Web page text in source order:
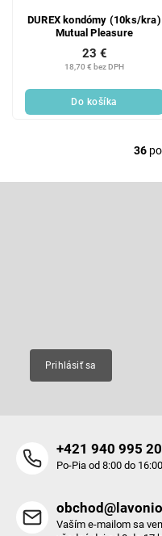
DUREX kondómy (10ks/kra)
Mutual Pleasure
18,70 € bez DPH
23 €
Do košíka
36
Prihlásiť sa
+421 940 995
Po-Pia od 8:00 do 16:00
Vaším e-mailom sa